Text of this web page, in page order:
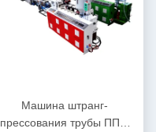
Машина штранг-
прессования трубы ППР/